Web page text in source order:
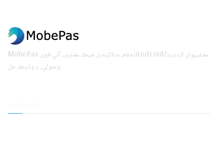
MobePas مقام بدلائيندڙ، ميڪ ڪلينر، آئي فون/Android/ڪمپيوٽر لاءِ ڊيٽا
وصولي، ۽ وڌيڪ حل.